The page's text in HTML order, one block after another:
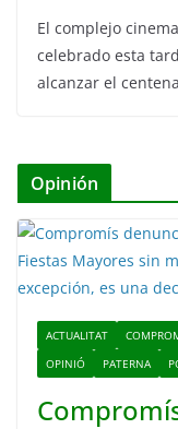
El complejo
celebrado esta
alcanzar el
Opinión
ACTUALITAT
OPINIÓ
PATERNA